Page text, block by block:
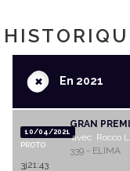
+En 2021
10/04/2021
PROTO
GRAN
avec Rocco
339 - ELIMA
3j21:43